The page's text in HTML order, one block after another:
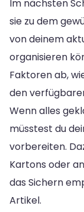
Im nächsten
sie zu dem
von deinem
organisieren
Faktoren ab,
den
Wenn alles
müsstest du
vorbereiten.
Kartons oder
das Sichern
Artikel.